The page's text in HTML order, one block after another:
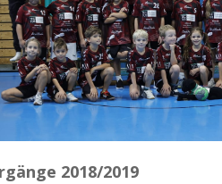
2018/2019